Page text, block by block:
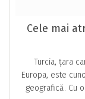
Cele mai
Turcia, țara
Europa, este
geografică. Cu